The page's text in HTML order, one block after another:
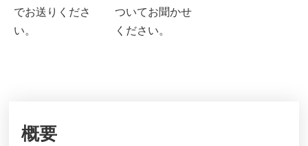
でお送りくださ
い。
ついてお聞かせ
ください。
概要